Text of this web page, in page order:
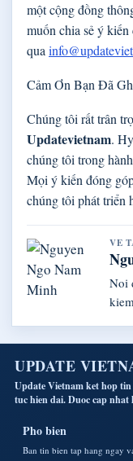
một cộng đồng
muốn chia sẻ ý
qua
Cảm Ơn Bạn Đã
Chúng tôi rất trân
Updatevietnam.
chúng tôi trong
Mọi ý kiến đóng
chúng tôi phát triển
VE
Noi
UPDATE
Update Vietnam ket hop
tuc hien dai. Duoc cap
Pho bien
Ban tin bien tap hang ngay